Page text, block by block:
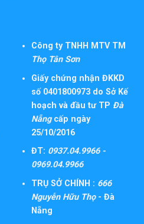
Công ty TNHH MTV TM
Thọ Tân Sơn
Giấy chứng nhận ĐKKD
số 0401800973 do Sở Kế
hoạch và đầu tư TP Đà
Nẵngcấp ngày
25/10/2016
ĐT: 0937.04.9966 -
0969.04.9966
TRỤ SỞ CHÍNH : 666
Nguyễn Hữu Thọ- Đà
Nẵng